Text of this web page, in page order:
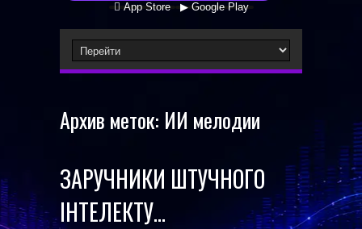
 App Store ▶ Google Play
Архив меток: ИИ мелодии
ЗАРУЧНИКИ ШТУЧНОГО
ІНТЕЛЕКТУ…